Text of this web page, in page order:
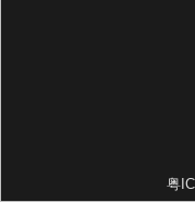
粤